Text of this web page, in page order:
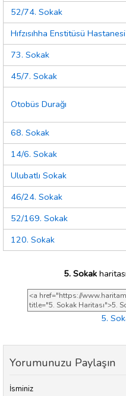
52/74. Sokak
Hıfzısıhha Enstitüsü Hastanesi
73. Sokak
45/7. Sokak
Otobüs Durağı
68. Sokak
14/6. Sokak
Ulubatlı Sokak
46/24. Sokak
52/169. Sokak
120. Sokak
5. Sokak
5.
Yorumunuzu Paylaşın
İsminiz